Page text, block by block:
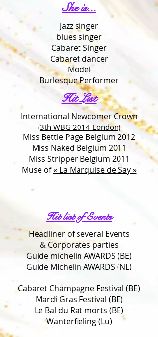
She is...
Jazz singer
blues singer
Cabaret Singer
Cabaret dancer
Model
Burlesque Performer
Hit List
International Newcomer Crown
(3th WBG 2014 London)
Miss Bettie Page Belgium 2012
Miss Naked Belgium 2011
Miss Stripper Belgium 2011
Muse of« La Marquise de Say »
Hit list of Events
Headliner of several Events
& Corporates parties
Guide michelin AWARDS (BE)
Guide MIchelin AWARDS (NL)
Cabaret Champagne Festival (BE)
Mardi Gras Festival (BE)
Le Bal du Rat morts (BE)
Wanterfieling (Lu)